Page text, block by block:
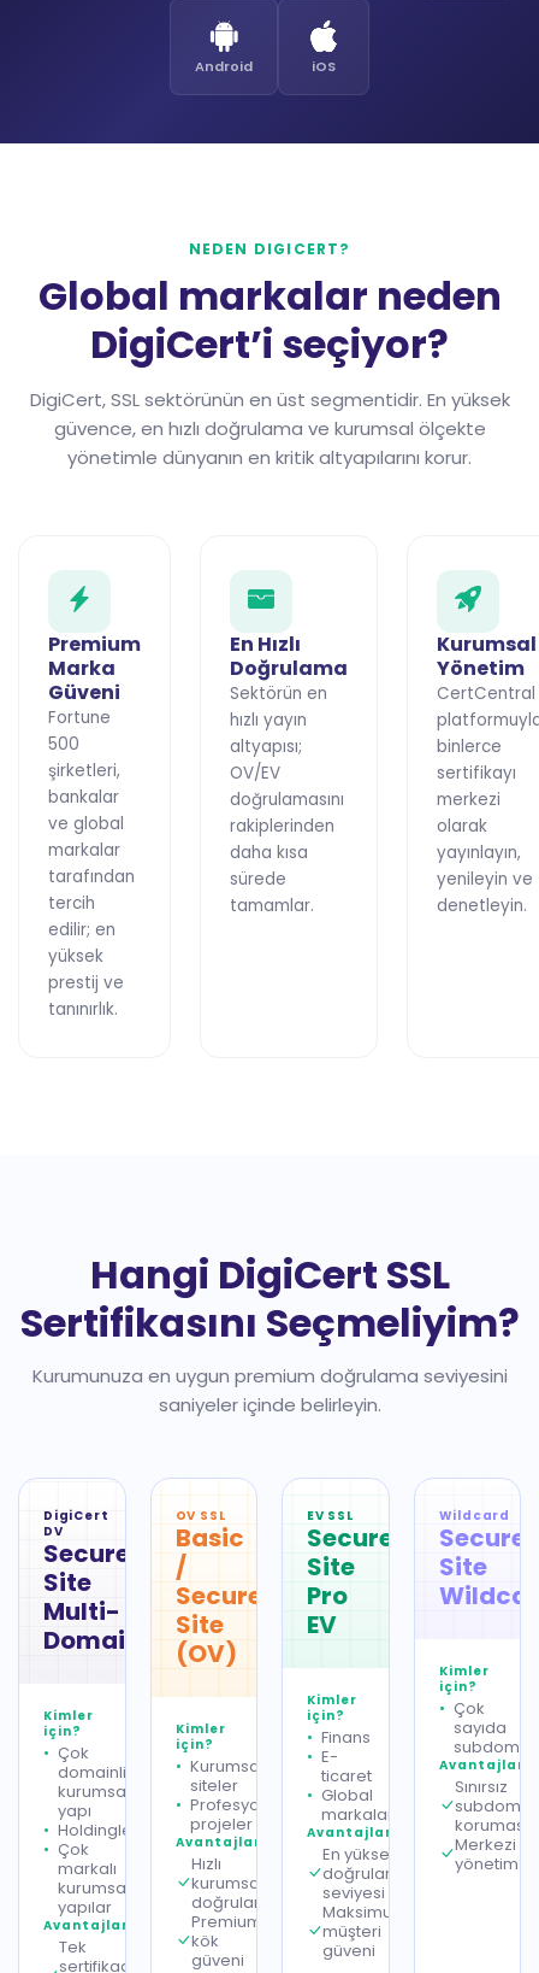
Android iOS
NEDEN DIGICERT?
Global markalar neden
DigiCert’i seçiyor?
DigiCert, SSL sektörünün en üst segmentidir. En yüksek
güvence, en hızlı doğrulama ve kurumsal ölçekte
yönetimle dünyanın en kritik altyapılarını korur.
Premium
Marka
Güveni
Fortune
500
şirketleri,
bankalar
ve global
markalar
tarafından
tercih
edilir; en
yüksek
prestij ve
tanınırlık.
En Hızlı
Doğrulama
Sektörün en
hızlı yayın
altyapısı;
OV/EV
doğrulamasını
rakiplerinden
daha kısa
sürede
tamamlar.
Kurumsal
Yönetim
CertCentral
binlerce
sertifikayı
merkezi
olarak
yayınlayın,
yenileyin ve
denetleyin.
Hangi DigiCert SSL
Sertifikasını Seçmeliyim?
Kurumunuza en uygun premium doğrulama seviyesini
saniyeler içinde belirleyin.
DigiCert
DV
Secure
Site
Multi-
Domain
Kimler
için?
Çok
domainli
kurumsal
yapı
Holdingler
Çok
markalı
kurumsal
yapılar
Avantajlar
Tek
sertifikada
OV SSL
Basic
/
Secure
Site
(OV)
Kimler
için?
Kurumsal
siteler
Profesyonel
projeler
Avantajlar
Hızlı
kurumsal
doğrulama
Premium
kök
güveni
EV SSL
Secure
Site
Pro
EV
Kimler
için?
Finans
E-
ticaret
Global
markalar
Avantajlar
En yüksek
doğrulama
seviyesi
Maksimum
müşteri
güveni
Wildcard
Secure
Site
Kimler
için?
Çok
sayıda
Avantajlar
Sınırsız
koruması
Merkezi
yönetim